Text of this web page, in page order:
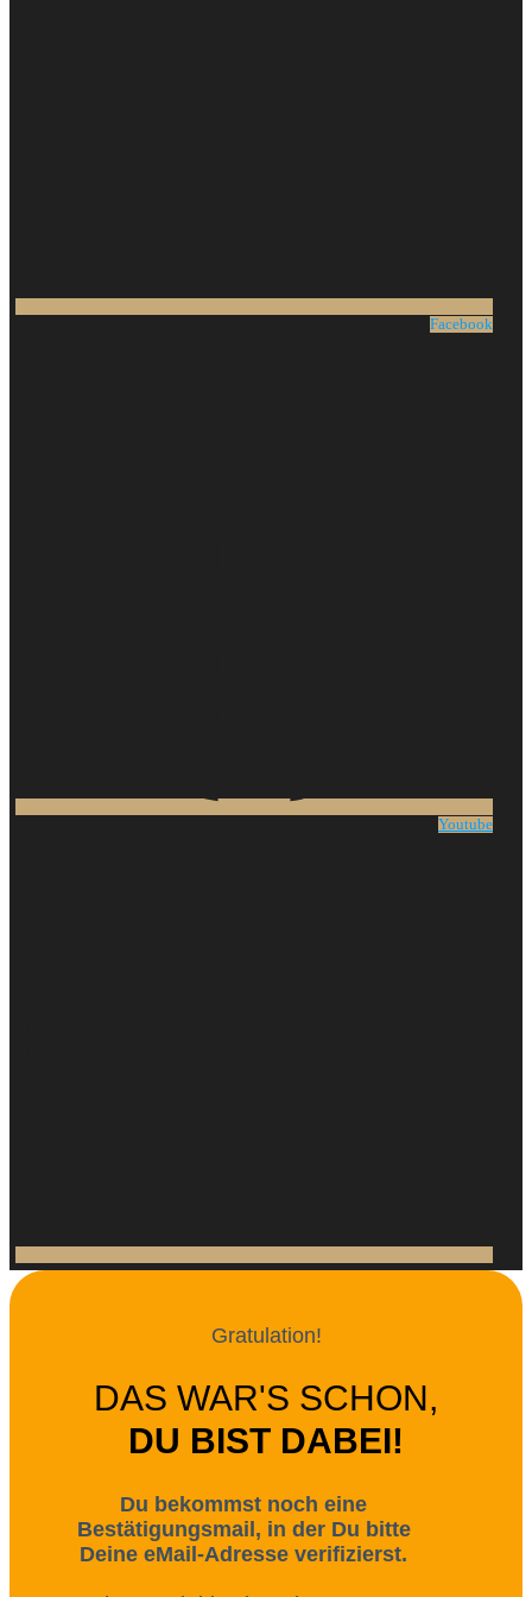
Facebook
Youtube
Gratulation!
DAS WAR'S SCHON,
DU BIST DABEI!
Du bekommst noch eine
Bestätigungsmail, in der Du bitte
Deine eMail-Adresse verifizierst.